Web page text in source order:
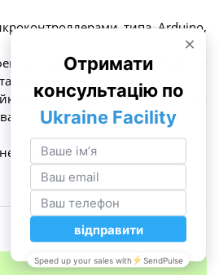
типа Arduino,
подключения (например, 3-
земля, сигнал и т.п.);
пластика или металла для